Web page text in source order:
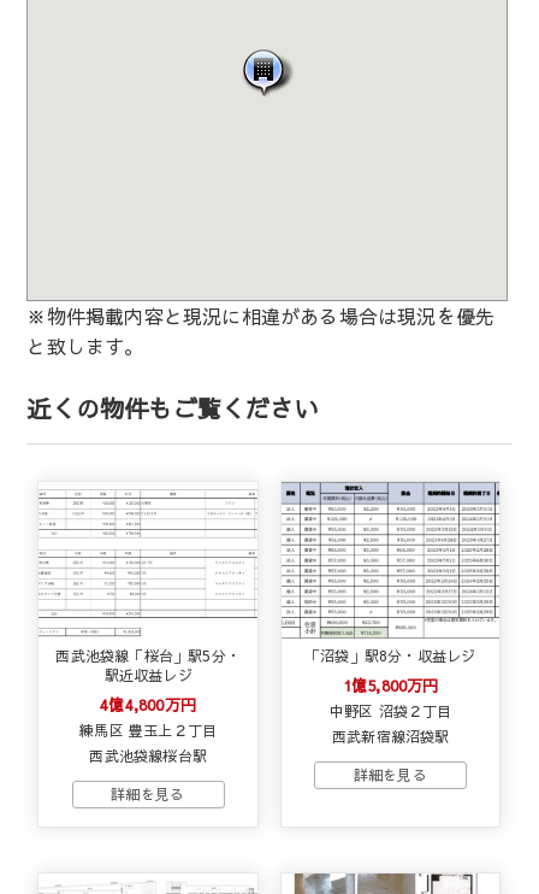
※物件掲載内容と現況に相違がある場合は現況を優先
と致します。
近くの物件もご覧ください
西武池袋線「桜台」駅5分・
駅近収益レジ
4億4,800万円
練馬区 豊玉上２丁目
西武池袋線桜台駅
「沼袋」駅8分・収益レジ
1億5,800万円
中野区 沼袋２丁目
西武新宿線沼袋駅